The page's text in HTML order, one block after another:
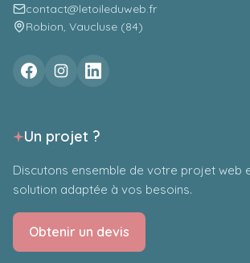
contact@letoileduweb.fr
Robion, Vaucluse (84)
Un projet ?
Discutons ensemble de votre projet web
solution adaptée à vos besoins.
Obtenir un devis